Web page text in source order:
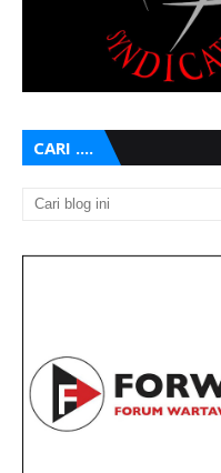
CARI ....